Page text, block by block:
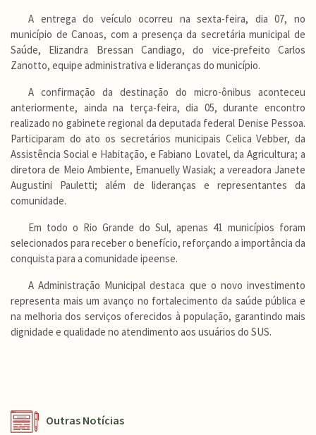
A entrega do veículo ocorreu na sexta-feira, dia 07, no
município de Canoas, com a presença da secretária municipal de
Saúde, Elizandra Bressan Candiago, do vice-prefeito Carlos
Zanotto, equipe administrativa e lideranças do município.
A confirmação da destinação do micro-ônibus aconteceu
anteriormente, ainda na terça-feira, dia 05, durante encontro
realizado no gabinete regional da deputada federal Denise Pessoa.
Participaram do ato os secretários municipais Celica Vebber, da
Assistência Social e Habitação, e Fabiano Lovatel, da Agricultura; a
diretora de Meio Ambiente, Emanuelly Wasiak; a vereadora Janete
Augustini Pauletti; além de lideranças e representantes da
comunidade.
Em todo o Rio Grande do Sul, apenas 41 municípios foram
selecionados para receber o benefício, reforçando a importância da
conquista para a comunidade ipeense.
A Administração Municipal destaca que o novo investimento
representa mais um avanço no fortalecimento da saúde pública e
na melhoria dos serviços oferecidos à população, garantindo mais
dignidade e qualidade no atendimento aos usuários do SUS.
Outras Notícias